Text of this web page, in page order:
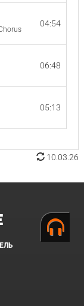
04:54
06:48
05:13
10.03.26